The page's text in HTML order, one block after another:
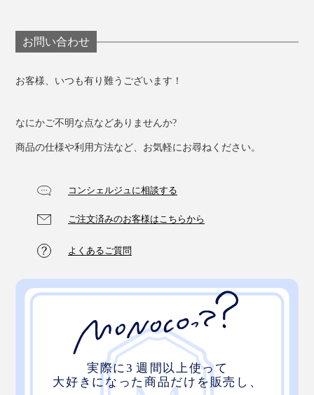
お問い合わせ
お客様、いつも有り難うございます！
なにかご不明な点などありませんか?
商品の仕様や利用方法など、お気軽にお尋ねください。
コンシェルジュに相談する
ご注文済みのお客様はこちらから
よくあるご質問